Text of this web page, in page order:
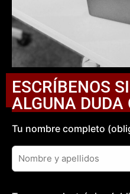
ESCRÍBENOS
ALGUNA DUDA
Tu nombre completo